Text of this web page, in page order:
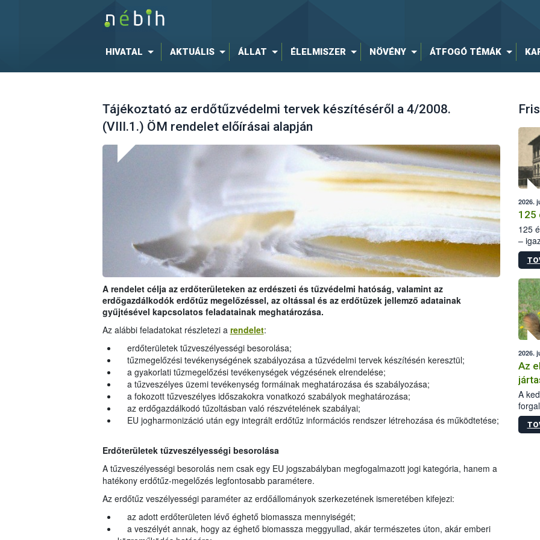
HIVATAL AKTUÁLIS ÁLLAT ÉLELMISZER NÖVÉNY ÁTFOGÓ TÉMÁK
Tájékoztató az erdőtűzvédelmi tervek készítéséről a 4/2008.
(VIII.1.) ÖM rendelet előírásai alapján
A rendelet célja az erdőterületeken az erdészeti és tűzvédelmi hatóság, valamint az
erdőgazdálkodók erdőtűz megelőzéssel, az oltással és az erdőtüzek jellemző adatainak
gyűjtésével kapcsolatos feladatainak meghatározása.
Az alábbi feladatokat részletezi a rendelet:
erdőterületek tűzveszélyességi besorolása;
tűzmegelőzési tevékenységének szabályozása a tűzvédelmi tervek készítésén keresztül;
a gyakorlati tűzmegelőzési tevékenységek végzésének elrendelése;
a tűzveszélyes üzemi tevékenység formáinak meghatározása és szabályozása;
a fokozott tűzveszélyes időszakokra vonatkozó szabályok meghatározása;
az erdőgazdálkodó tűzoltásban való részvételének szabályai;
EU jogharmonizáció után egy integrált erdőtűz információs rendszer létrehozása és működtetése;
Erdőterületek tűzveszélyességi besorolása
A tűzveszélyességi besorolás nem csak egy EU jogszabályban megfogalmazott jogi kategória, hanem a
hatékony erdőtűz-megelőzés legfontosabb paramétere.
Az erdőtűz veszélyességi paraméter az erdőállományok szerkezetének ismeretében kifejezi:
az adott erdőterületen lévő éghető biomassza mennyiségét;
a veszélyét annak, hogy az éghető biomassza meggyullad, akár természetes úton, akár emberi
2026.
125
125
–
15.
2026.
Az
A